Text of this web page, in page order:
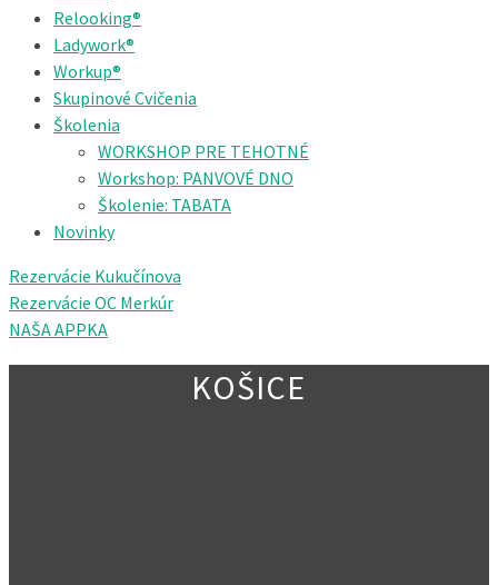
Relooking®
Ladywork®
Workup®
Skupinové Cvičenia
Školenia
WORKSHOP PRE TEHOTNÉ
Workshop: PANVOVÉ DNO
Školenie: TABATA
Novinky
Rezervácie Kukučínova
Rezervácie OC Merkúr
NAŠA APPKA
KOŠICE